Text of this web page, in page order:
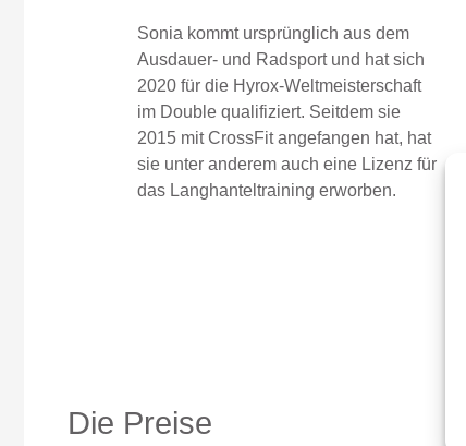
Sonia kommt ursprünglich aus dem
Ausdauer- und Radsport und hat sich
2020 für die Hyrox-Weltmeisterschaft
im Double qualifiziert. Seitdem sie
2015 mit CrossFit angefangen hat, hat
sie unter anderem auch eine Lizenz für
das Langhanteltraining erworben.
Die Preise